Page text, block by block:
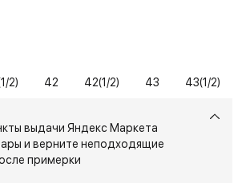
2) 42 42(1/2) 43 43(1/2)
выдачи Яндекс Маркета
и верните неподходящие
примерки